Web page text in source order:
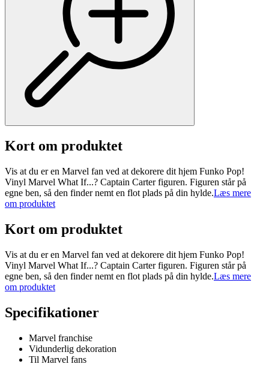
Kort om produktet
Vis at du er en Marvel fan ved at dekorere dit hjem Funko Pop!
Vinyl Marvel What If...? Captain Carter figuren. Figuren står på
egne ben, så den finder nemt en flot plads på din hylde.Læs mere
om produktet
Kort om produktet
Vis at du er en Marvel fan ved at dekorere dit hjem Funko Pop!
Vinyl Marvel What If...? Captain Carter figuren. Figuren står på
egne ben, så den finder nemt en flot plads på din hylde.Læs mere
om produktet
Specifikationer
Marvel franchise
Vidunderlig dekoration
Til Marvel fans